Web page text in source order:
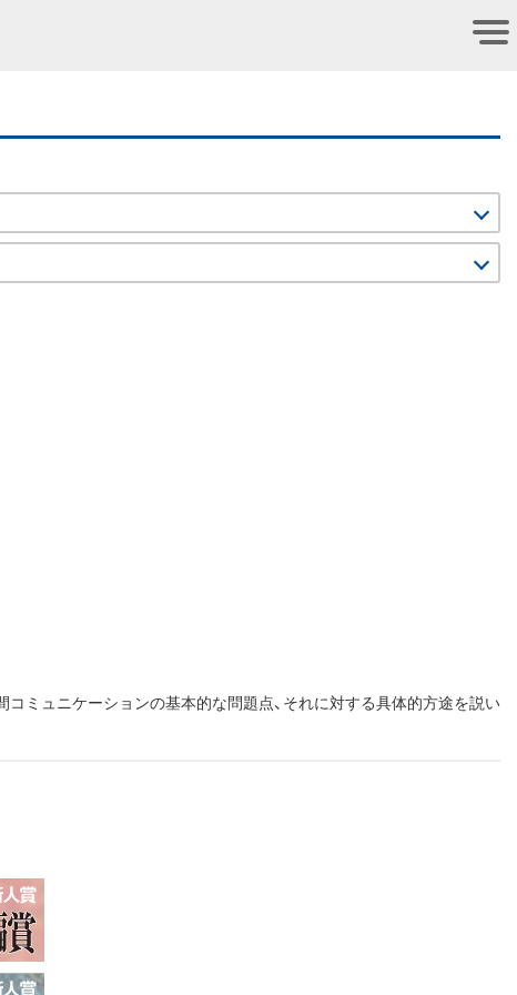
ミュニケーションの基本的な問題点、それに対する具体的方途を説い